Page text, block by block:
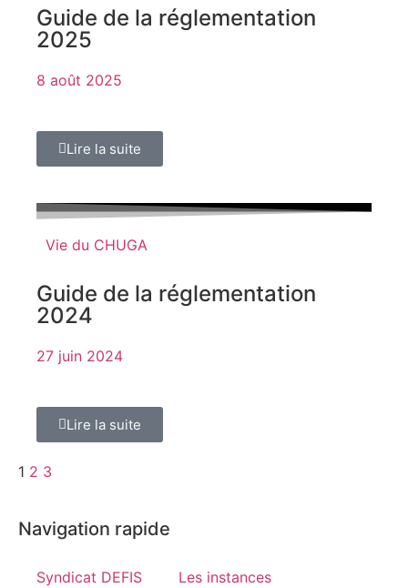
Guide de la réglementation
2025
8 août 2025
Lire la suite
Vie du CHUGA
Guide de la réglementation
2024
27 juin 2024
Lire la suite
1 2 3
Navigation rapide
Syndicat DEFIS Les instances